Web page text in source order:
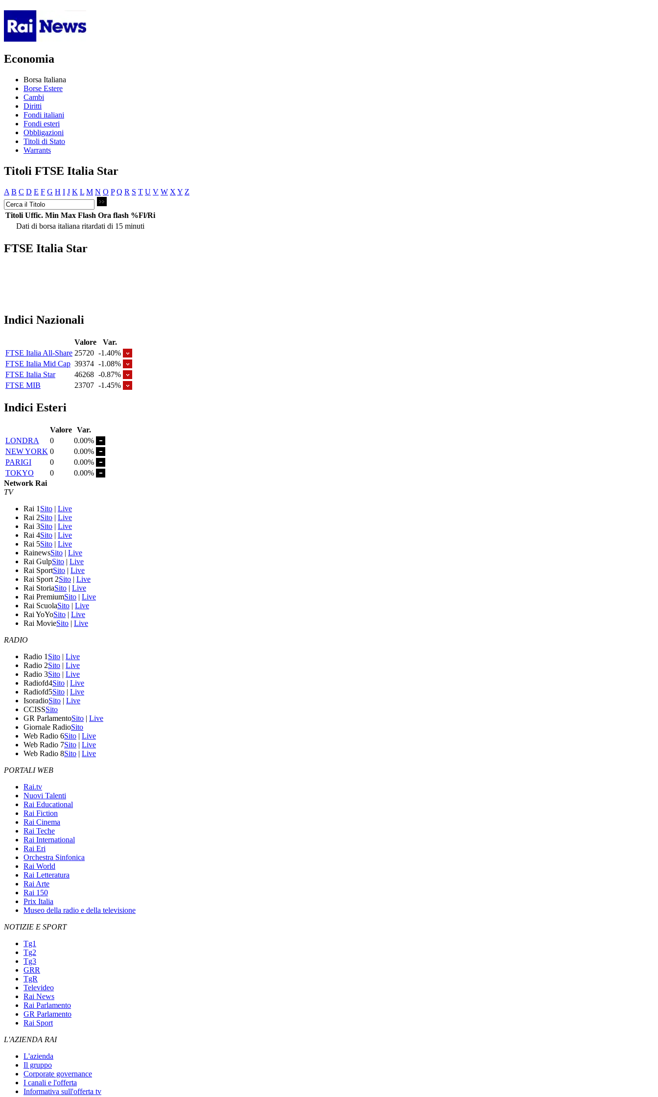
Economia
Borsa Italiana
Borse Estere
Cambi
Diritti
Fondi italiani
Fondi esteri
Obbligazioni
Titoli di Stato
Warrants
Titoli FTSE Italia Star
A B C D E F G H I J K L M N O P Q R S T U V W X Y Z
Titoli Uffic. Min Max Flash Ora flash %Fl/Ri
Dati di borsa italiana ritardati di 15 minuti
FTSE Italia Star
Indici Nazionali
Valore
Var.
FTSE Italia All-Share 25720 -1.40%
FTSE Italia Mid Cap 39374 -1.08%
FTSE Italia Star
46268 -0.87%
FTSE MIB
23707 -1.45%
Indici Esteri
Valore Var.
LONDRA
0
0.00%
NEW YORK 0
0.00%
PARIGI
0
0.00%
TOKYO
0
0.00%
Network Rai
TV
Rai 1 Sito | Live
Rai 2Sito | Live
Rai 3Sito | Live
Rai 4Sito | Live
Rai 5Sito | Live
RainewsSito | Live
Rai GulpSito | Live
Rai SportSito | Live
Rai Sport 2Sito | Live
Rai StoriaSito | Live
Rai PremiumSito | Live
Rai ScuolaSito | Live
Rai YoYoSito | Live
Rai MovieSito | Live
RADIO
Radio 1 Sito | Live
Radio 2Sito | Live
Radio 3Sito | Live
Radiofd4Sito | Live
Radiofd5Sito | Live
IsoradioSito | Live
CCISSSito
GR ParlamentoSito | Live
Giornale RadioSito
Web Radio 6Sito | Live
Web Radio 7Sito | Live
Web Radio 8Sito | Live
PORTALI WEB
Rai.tv
Nuovi Talenti
Rai Educational
Rai Fiction
Rai Cinema
Rai Teche
Rai International
Rai Eri
Orchestra Sinfonica
Rai World
Rai Letteratura
Rai Arte
Rai 150
Prix Italia
Museo della radio e della televisione
NOTIZIE E SPORT
Tg1
Tg2
Tg3
GRR
TgR
Televideo
Rai News
Rai Parlamento
GR Parlamento
Rai Sport
L'AZIENDA RAI
L'azienda
Il gruppo
Corporate governance
I canali e l'offerta
Informativa sull'offerta tv